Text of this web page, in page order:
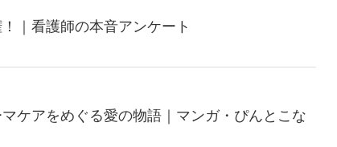
｜看護師の本音アンケート
ケアをめぐる愛の物語｜マンガ・ぴんとこな